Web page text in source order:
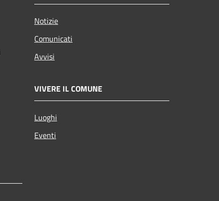
Notizie
Comunicati
Avvisi
VIVERE IL COMUNE
Luoghi
Eventi